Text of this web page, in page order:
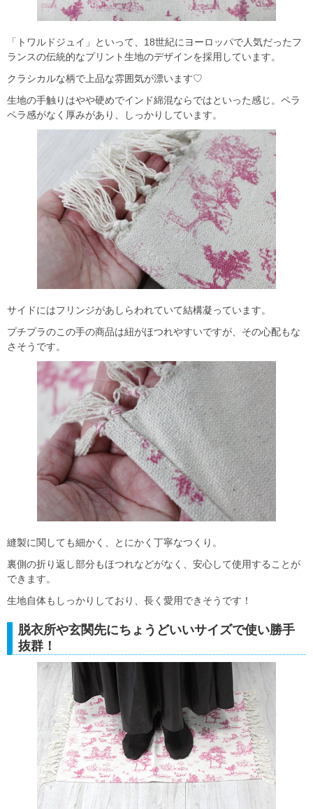
「トワルドジュイ」といって、18世紀にヨーロッパで人気だったフ
ランスの伝統的なプリント生地のデザインを採用しています。
クラシカルな柄で上品な雰囲気が漂います♡
生地の手触りはやや硬めでインド綿混ならではといった感じ。ペラ
ペラ感がなく厚みがあり、しっかりしています。
サイドにはフリンジがあしらわれていて結構凝っています。
プチプラのこの手の商品は紐がほつれやすいですが、その心配もな
さそうです。
縫製に関しても細かく、とにかく丁寧なつくり。
裏側の折り返し部分もほつれなどがなく、安心して使用することが
できます。
生地自体もしっかりしており、長く愛用できそうです！
脱衣所や玄関先にちょうどいいサイズで使い勝手
抜群！